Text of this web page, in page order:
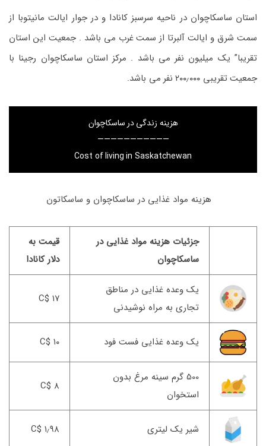
استان ساسکاچوان در ناحیه سرسبز کانادا و در جوار ایالت مانیتوبا از
سمت شرق و ایالت آلبرتا از سمت غرب می باشد . جمعیت این استان
تقریبا” یک میلیون نفر می باشد . مرکز استان ساسکاچوان رجینا با
جمعیت تقریبی ۲۰۰٫۰۰۰ نفر می باشد.
هزینه زندگی در ساسکاچوان
———————————
Cost of living in Saskatchewan
هزینه مواد غذایی در ساسکاچوان و ساسکاتون
جزئیات هزینه مواد غذایی در
ساسکاچوان
قیمت به
دلار کانادا
یک وعده غذایی در مناطق
تجاری به مراه نوشیدنی
۱۷ $C
یک وعده غذایی فست فود ۱۰ $C
500 گرم سینه مرغ بدون
استخوان
۸ $C
شیر یک لیتری ۱٫۹۸ $C